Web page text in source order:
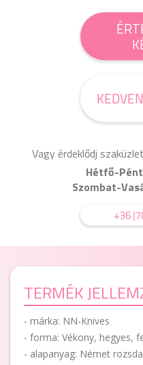
Vagy érdeklődj
Hétfő-
Szombat-
+36
TERMÉK
- márka: NN-Knives
- forma: Vékony, hegyes,
- alapanyag: Német